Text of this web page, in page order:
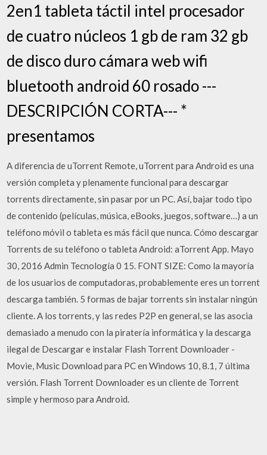
2en1 tableta táctil intel procesador
de cuatro núcleos 1 gb de ram 32 gb
de disco duro cámara web wifi
bluetooth android 60 rosado ---
DESCRIPCIÓN CORTA--- *
presentamos
A diferencia de uTorrent Remote, uTorrent para Android es una
versión completa y plenamente funcional para descargar
torrents directamente, sin pasar por un PC. Así, bajar todo tipo
de contenido (películas, música, eBooks, juegos, software…) a un
teléfono móvil o tableta es más fácil que nunca. Cómo descargar
Torrents de su teléfono o tableta Android: aTorrent App. Mayo
30, 2016 Admin Tecnología 0 15. FONT SIZE: Como la mayoría
de los usuarios de computadoras, probablemente eres un torrent
descarga también. 5 formas de bajar torrents sin instalar ningún
cliente. A los torrents, y las redes P2P en general, se las asocia
demasiado a menudo con la piratería informática y la descarga
ilegal de Descargar e instalar Flash Torrent Downloader -
Movie, Music Download para PC en Windows 10, 8.1, 7 última
versión. Flash Torrent Downloader es un cliente de Torrent
simple y hermoso para Android.